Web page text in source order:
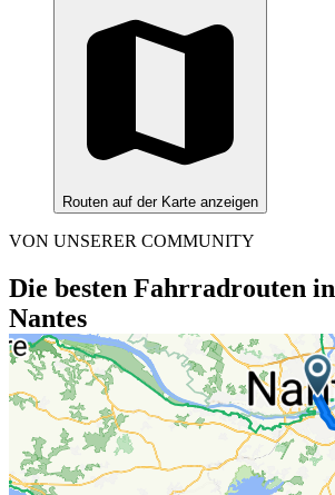
Routen auf der Karte anzeigen
VON UNSERER COMMUNITY
Die besten Fahrradrouten
Nantes